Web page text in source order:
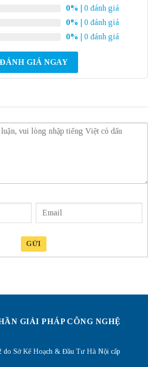
0%
| 0 đánh giá
0%
| 0 đánh giá
0% | 0 đánh giá
ĐÁNH GIÁ NGAY
GỬI
GIẢI PHÁP CÔNG NGHỆ
do Sở Kế Hoạch & Đầu Tư Hà Nội cấp